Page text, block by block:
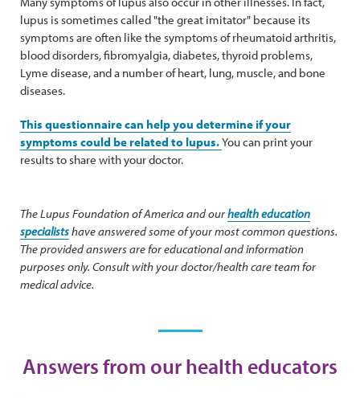
lupus is sometimes called "the great imitator" because its
symptoms are often like the symptoms of rheumatoid arthritis,
blood disorders, fibromyalgia, diabetes, thyroid problems,
Lyme disease, and a number of heart, lung, muscle, and bone
diseases.
This questionnaire can help you determine if your
symptoms could be related to lupus.You can print your
results to share with your doctor.
The Lupus Foundation of America and ourhealth education
specialistshave answered some of your most common questions.
The provided answers are for educational and information
purposes only. Consult with your doctor/health care team for
medical advice.
Answers from our health educators